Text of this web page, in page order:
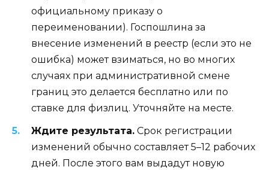
официальному приказу о
переименовании). Госпошлина за
внесение изменений в реестр (если это не
ошибка) может взиматься, но во многих
случаях при административной смене
границ это делается бесплатно или по
ставке для физлиц. Уточняйте на месте.
Ждите результата. Срок регистрации
изменений обычно составляет 5–12 рабочих
дней. После этого вам выдадут новую